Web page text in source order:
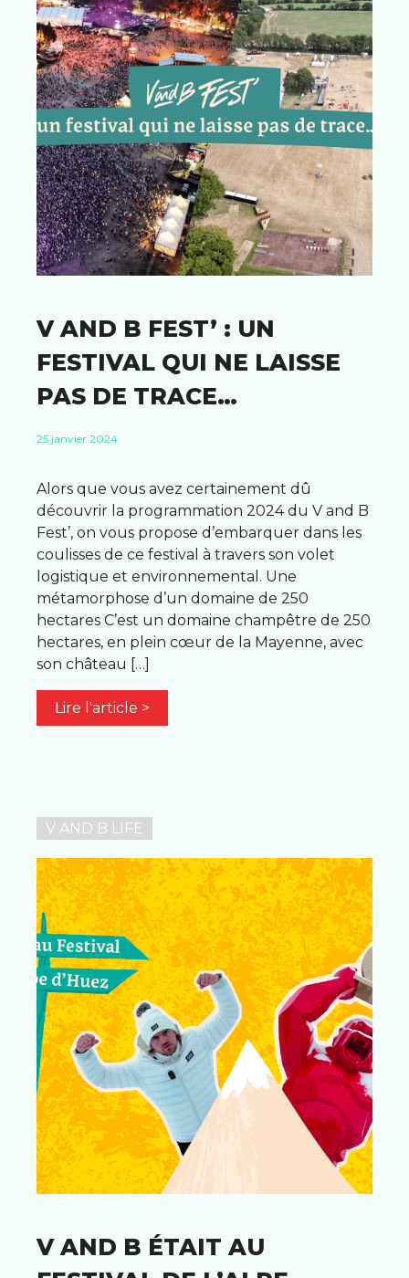
V AND B FEST’ : UN
FESTIVAL QUI NE LAISSE
PAS DE TRACE…
25 janvier 2024
Alors que vous avez certainement dû
découvrir la programmation 2024 du V and B
Fest’, on vous propose d’embarquer dans les
coulisses de ce festival à travers son volet
logistique et environnemental. Une
métamorphose d’un domaine de 250
hectares C’est un domaine champêtre de 250
hectares, en plein cœur de la Mayenne, avec
son château […]
Lire l'article >
V AND B LIFE
V AND B ÉTAIT AU